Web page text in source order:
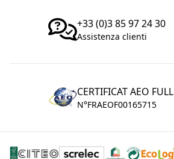
+33 (0)3 85 97 24 30
Assistenza clienti
CERTIFICAT AEO FULL
N°FRAEOF00165715